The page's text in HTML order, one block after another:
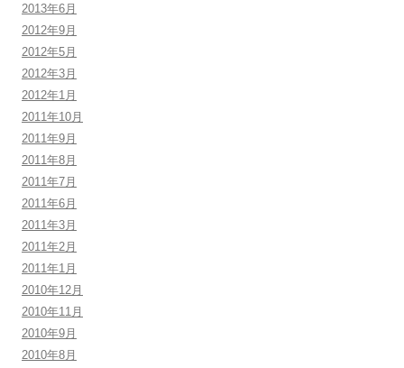
2013年6月
2012年9月
2012年5月
2012年3月
2012年1月
2011年10月
2011年9月
2011年8月
2011年7月
2011年6月
2011年3月
2011年2月
2011年1月
2010年12月
2010年11月
2010年9月
2010年8月